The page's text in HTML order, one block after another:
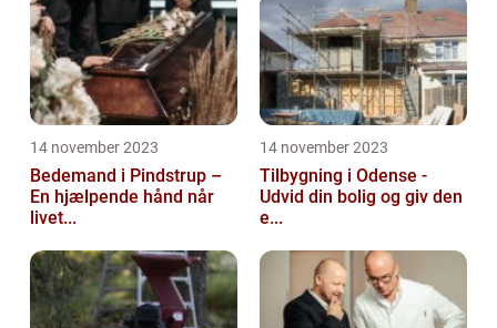
14 november 2023
Bedemand i Pindstrup –
En hjælpende hånd når
livet...
14 november 2023
Tilbygning i Odense -
Udvid din bolig og giv den
e...